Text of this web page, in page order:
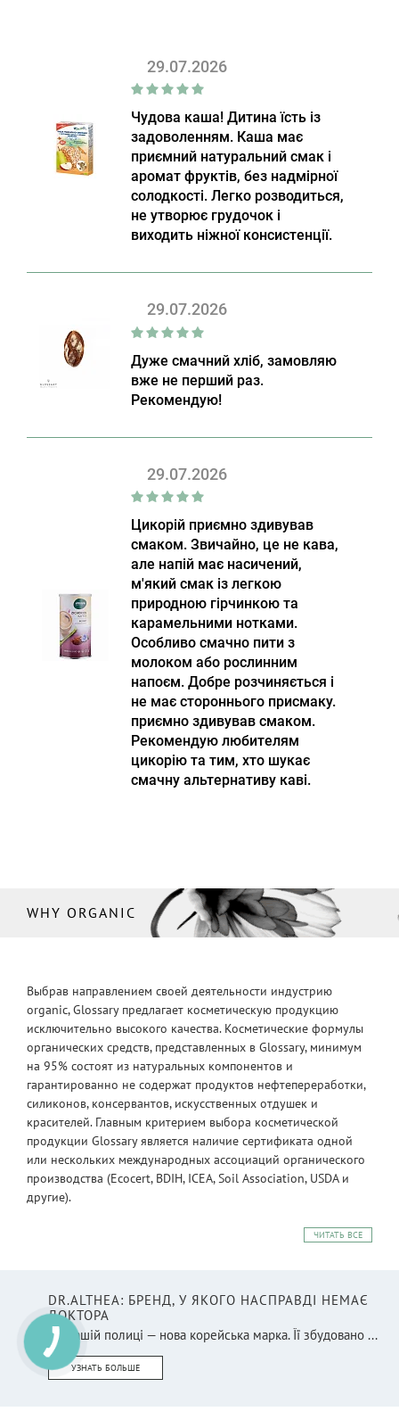
29.07.2026
Чудова каша! Дитина їсть із
задоволенням. Каша має
приємний натуральний смак і
аромат фруктів, без надмірної
солодкості. Легко розводиться,
не утворює грудочок і
виходить ніжної консистенції.
29.07.2026
Дуже смачний хліб, замовляю
вже не перший раз.
Рекомендую!
29.07.2026
Цикорій приємно здивував
смаком. Звичайно, це не кава,
але напій має насичений,
м'який смак із легкою
природною гірчинкою та
карамельними нотками.
Особливо смачно пити з
молоком або рослинним
напоєм. Добре розчиняється і
не має стороннього присмаку.
приємно здивував смаком.
Рекомендую любителям
цикорію та тим, хто шукає
смачну альтернативу каві.
WHY ORGANIC
Выбрав направлением своей деятельности индустрию
organic, Glossary предлагает косметическую продукцию
исключительно высокого качества. Косметические формулы
органических средств, представленных в Glossary, минимум
на 95% состоят из натуральных компонентов и
гарантированно не содержат продуктов нефтепереработки,
силиконов, консервантов, искусственных отдушек и
красителей. Главным критерием выбора косметической
продукции Glossary является наличие сертификата одной
или нескольких международных ассоциаций органического
производства (Ecocert, BDIH, ICEA, Soil Association, USDA и
другие).
ЧИТАТЬ ВСЕ
DR.ALTHEA: БРЕНД, У ЯКОГО НАСПРАВДІ НЕМАЄ
ДОКТОРА
На нашій полиці — нова корейська марка. Її збудовано ...
УЗНАТЬ БОЛЬШЕ